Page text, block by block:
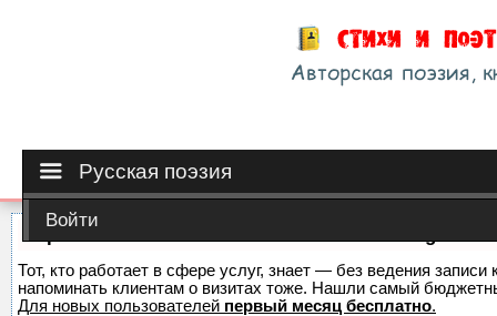
Русская поэзия
Войти
Тот, кто работает в сфере услуг, знает — без ведения
напоминать клиентам о визитах тоже. Нашли самый
Для новых пользователей первый месяц бесплатно.